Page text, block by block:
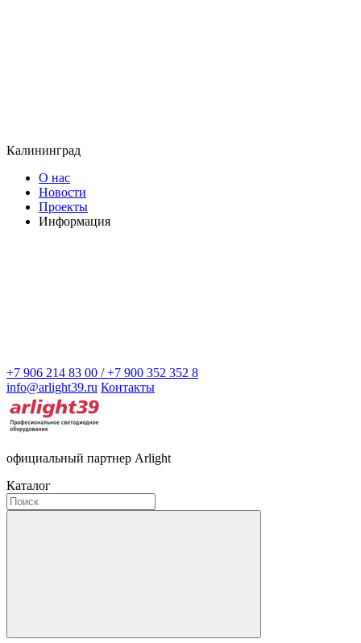
Калининград
О нас
Новости
Проекты
Информация
+7 906 214 83 00 / +7 900 352 352 8
info@arlight39.ru Контакты
официальный партнер Arlight
Каталог